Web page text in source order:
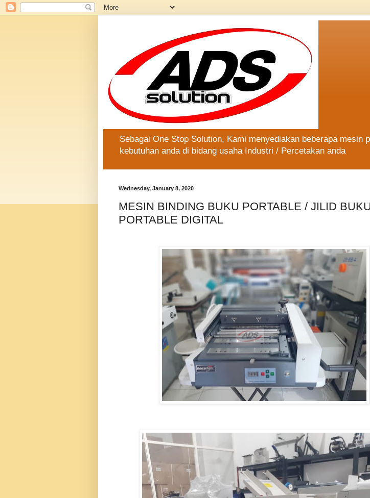
Sebagai One Stop Solution, Kami menyediakan beberapa mesin
kebutuhan anda di bidang usaha Industri / Percetakan anda
Wednesday, January 8, 2020
MESIN BINDING BUKU PORTABLE / JILID
PORTABLE DIGITAL